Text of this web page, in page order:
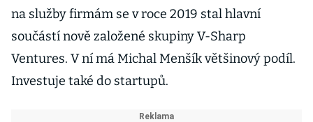
na služby firmám se v roce 2019 stal hlavní
součástí nově založené skupiny V-Sharp
Ventures. V ní má Michal Menšík většinový podíl.
Investuje také do startupů.